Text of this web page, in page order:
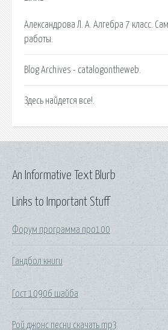
Александрова Л. А. Алгебра 7 класс.
работы.
Blog Archives - catalogontheweb.
Здесь найдется все!.
Links to Important Stuff
Форум программа про100
Гандбол книги
Гост 10906 шайба
Рой джонс песни скачать mp3
An Informative Text Blurb